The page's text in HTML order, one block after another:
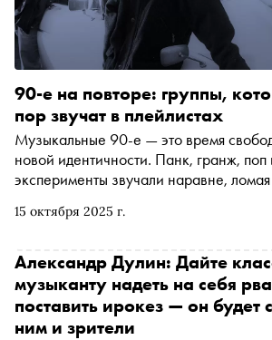
15 октября 2025 г.
90-е на повторе: группы,
пор звучат в плейлистах
Музыкальные 90-е — это время
новой идентичности. Панк, гранж, поп
эксперименты звучали наравне,
вспомнил пять культовых коллективов,
слушателей
Александр Дулин: Дайте
музыканту надеть на себя
поставить ирокез — он будет
ним и зрители